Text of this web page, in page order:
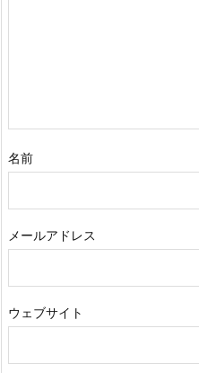
名前
メールアドレス
ウェブサイト